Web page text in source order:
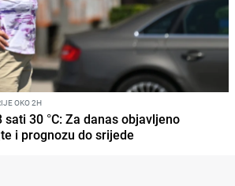
OKO 2H
30 °C: Za danas objavljeno
i prognozu do srijede